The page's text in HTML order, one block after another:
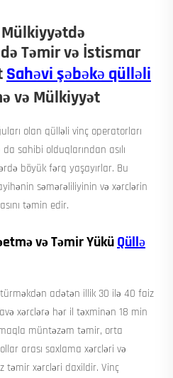
Təmir və İstismar
Sahəvi şəbəkə qülləli
və Mülkiyyət
olan qülləli vinç operatorları
sahibi olduqlarından asılı
böyük fərq yaşayırlar. Bu
səmərəliliyinin və xərclərin
təmin edir.
və Təmir YüküQüllə
adətən illik 30 ilə 40 faiz
xərclərə hər il təxminən 18 min
müntəzəm təmir, orta
arası saxlama xərcləri və
təmir xərcləri daxildir. Vinç